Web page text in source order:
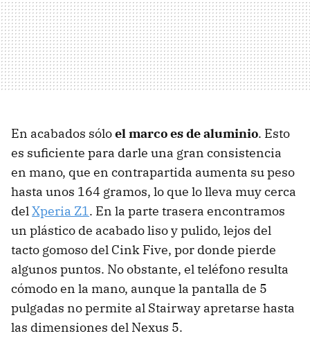
En acabados sóloel marco es de aluminio. Esto
es suficiente para darle una gran consistencia
en mano, que en contrapartida aumenta su peso
hasta unos 164 gramos, lo que lo lleva muy cerca
delXperia Z1. En la parte trasera encontramos
un plástico de acabado liso y pulido, lejos del
tacto gomoso del Cink Five, por donde pierde
algunos puntos. No obstante, el teléfono resulta
cómodo en la mano, aunque la pantalla de 5
pulgadas no permite al Stairway apretarse hasta
las dimensiones del Nexus 5.